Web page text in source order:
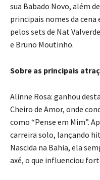
sua Babado Novo, além
principais nomes da
pelos sets de Nat
e Bruno Moutinho.
Sobre as principais
Alinne Rosa: ganhou
Cheiro de Amor, onde
como “Pense em Mim”.
carreira solo, lançando
Nascida na Bahia, ela
axé, o que influenciou